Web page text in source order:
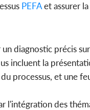
PEFAet assurer
diagnostic précis
incluent la
du processus, et une
l'intégration des